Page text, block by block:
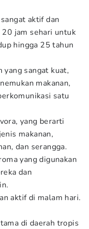
aktif dan
20 jam sehari untuk
hingga 25 tahun
yang sangat kuat,
makanan,
satu
yang berarti
makanan,
dan serangga.
yang digunakan
dan
aktif di malam hari.
di daerah tropis